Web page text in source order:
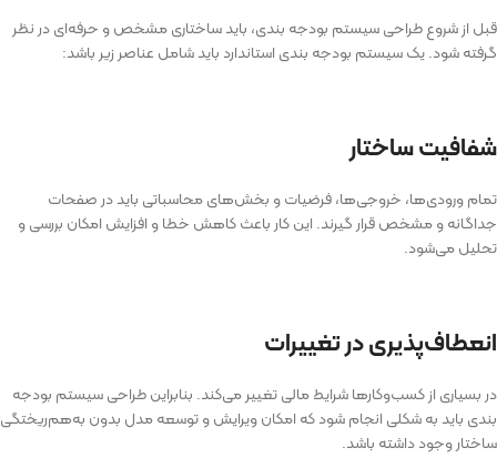
قبل از شروع طراحی سیستم بودجه بندی، باید ساختاری مشخص و حرفه‌ای در نظر
گرفته شود. یک سیستم بودجه بندی استاندارد باید شامل عناصر زیر باشد:
شفافیت ساختار
تمام ورودی‌ها، خروجی‌ها، فرضیات و بخش‌های محاسباتی باید در صفحات
جداگانه و مشخص قرار گیرند. این کار باعث کاهش خطا و افزایش امکان بررسی و
تحلیل می‌شود.
انعطاف‌پذیری در تغییرات
در بسیاری از کسب‌وکارها شرایط مالی تغییر می‌کند. بنابراین طراحی سیستم بودجه
بندی باید به شکلی انجام شود که امکان ویرایش و توسعه مدل بدون به‌هم‌ریختگی
ساختار وجود داشته باشد.